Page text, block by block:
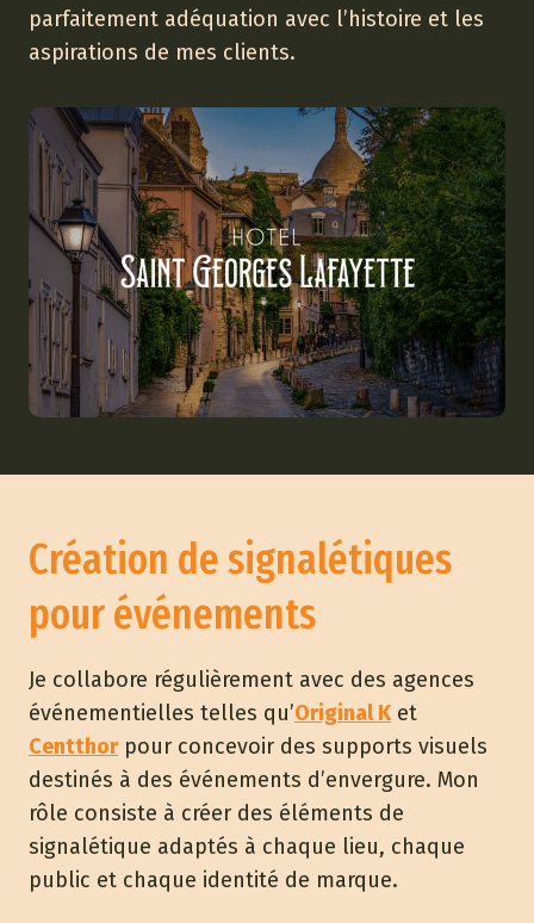
parfaitement adéquation avec l’histoire et les
aspirations de mes clients.
Création de signalétiques
pour événements
Je collabore régulièrement avec des agences
événementielles telles qu’Original Ket
Centthorpour concevoir des supports visuels
destinés à des événements d’envergure. Mon
rôle consiste à créer des éléments de
signalétique adaptés à chaque lieu, chaque
public et chaque identité de marque.